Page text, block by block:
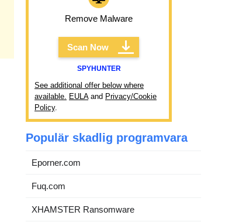
Remove Malware
Scan Now
SPYHUNTER
See additional offer below where
available. EULAand Privacy/Cookie
Policy.
Populär skadlig programvara
Eporner.com
Fuq.com
XHAMSTER Ransomware